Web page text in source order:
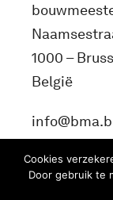
1000 –
België
Cookies
Door gebruik te